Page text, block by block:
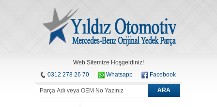
Web Sitemize Hoşgeldiniz!
0312 278 26 70
Whatsapp Facebook
ARA